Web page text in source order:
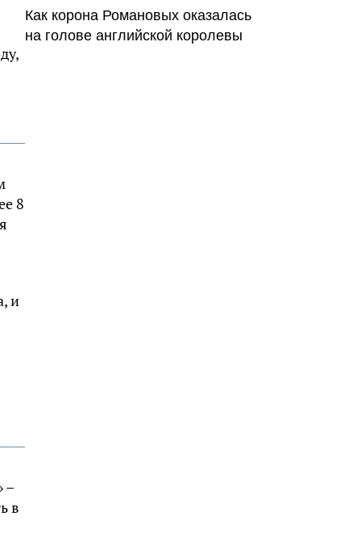
8
и
–
в
Как корона Романовых оказалась
на голове английской королевы